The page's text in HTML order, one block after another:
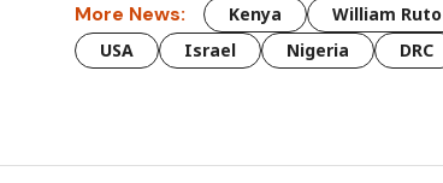
More News: Kenya William Ruto
USA
Israel Nigeria DRC